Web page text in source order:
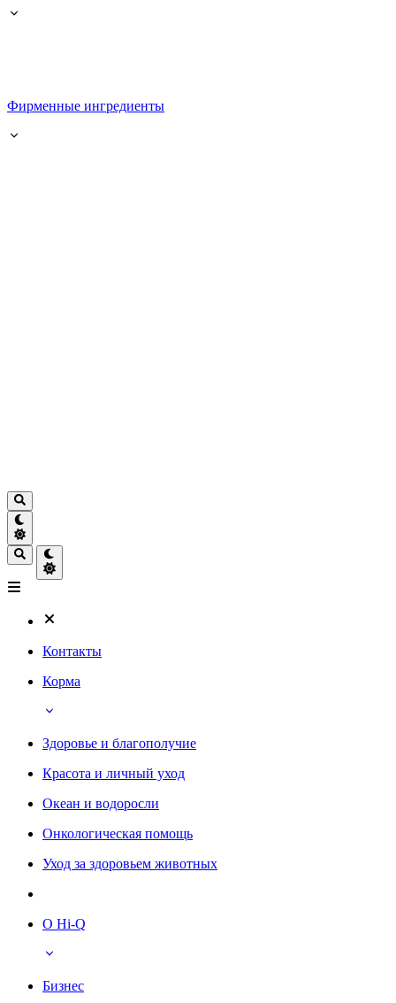
Фирменные ингредиенты
Контакты
Корма
Здоровье и благополучие
Красота и личный уход
Океан и водоросли
Онкологическая помощь
Уход за здоровьем животных
О Hi-Q
Бизнес